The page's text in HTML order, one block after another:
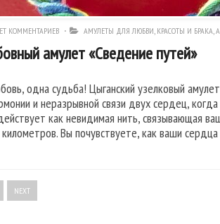
КОММЕНТАРИЕВ АМУЛЕТЫ ДЛЯ ЛЮБВИ, КРАСОТЫ И БРАКА,
амулет «Сведение путей»
одна судьба! Цыганский узелковый
и неразрывной связи двух сердец,
как невидимая нить, связывающая
Вы почувствуете, как ваши
NEXT